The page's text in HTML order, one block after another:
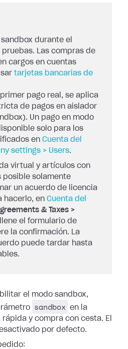
durante el
Las compras de
cargos en cuentas
tarjetas bancarias de
primer pago real, se aplica
de pagos en aislador
Un pago en modo
solo para los
en Cuenta del
settings > Users.
virtual y artículos con
posible solamente
un acuerdo de licencia
hacerlo, en Cuenta del
& Taxes >
el formulario de
la confirmación. La
puede tardar hasta
el modo sandbox,
sandbox
en la
y compra con cesta. El
por defecto.